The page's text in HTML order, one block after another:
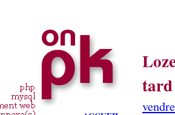
tard